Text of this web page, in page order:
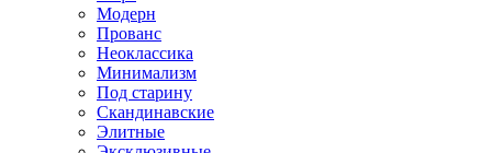
Модерн
Прованс
Неоклассика
Минимализм
Под старину
Скандинавские
Элитные